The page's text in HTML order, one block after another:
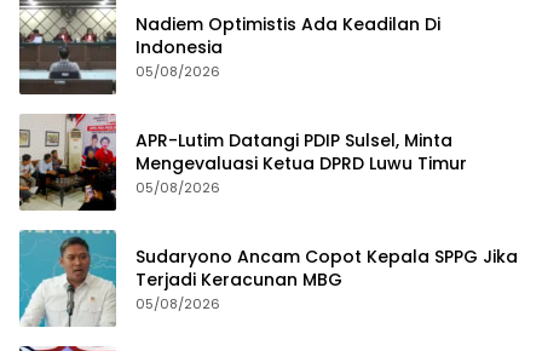
Nadiem Optimistis Ada Keadilan Di
Indonesia
05/08/2026
APR-Lutim Datangi PDIP Sulsel, Minta
Mengevaluasi Ketua DPRD Luwu Timur
05/08/2026
Sudaryono Ancam Copot Kepala SPPG Jika
Terjadi Keracunan MBG
05/08/2026